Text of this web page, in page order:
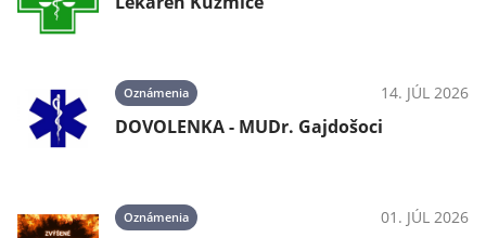
Oznámenia 14. JÚL 2026
DOVOLENKA - MUDr. Gajdošoci
Oznámenia 01. JÚL 2026